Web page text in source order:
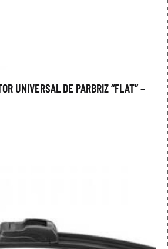
UNIVERSAL DE PARBRIZ “FLAT” –